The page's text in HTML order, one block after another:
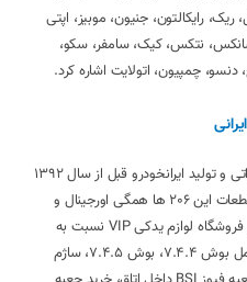
رایکالتون، جنیون، موبیز، اپتی
سانکس، نتکس، کیک، سامفر، سکو،
چمپیون، اتولایت اشاره کرد.
قطعات پژو 206 فرانسوی: 206 های وارداتی و تولید ایرانخودرو قبل از سال 1392
به 206 های فرانسوی معروف هستند. قطعات این 206 ها همگی اورجینال و
ساخت فرانسه بودند. شما می توانید در فروشگاه لوازم یدکی VIP نسبت به
خرید انواع ایسیو 206 های فرانسوی شامل بوش 7.4.4، بوش 7.4.5، ساژم